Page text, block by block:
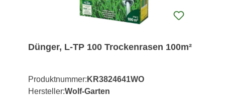
Dünger, L-TP 100 Trockenrasen 100m²
Produktnummer: KR3824641WO
Hersteller:Wolf-Garten